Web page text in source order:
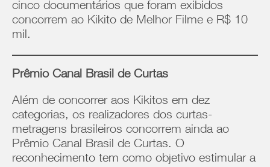
cinco documentários que foram exibidos
concorrem ao Kikito de Melhor Filme e R$ 10
mil.
Prêmio Canal Brasil de Curtas
Além de concorrer aos Kikitos em dez
categorias, os realizadores dos curtas-
metragens brasileiros concorrem ainda ao
Prêmio Canal Brasil de Curtas. O
reconhecimento tem como objetivo estimular a